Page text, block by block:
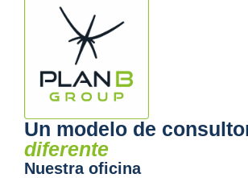
Un modelo de
diferente
Nuestra oficina